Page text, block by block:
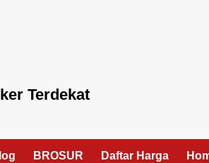
Terdekat
BROSUR Daftar Harga